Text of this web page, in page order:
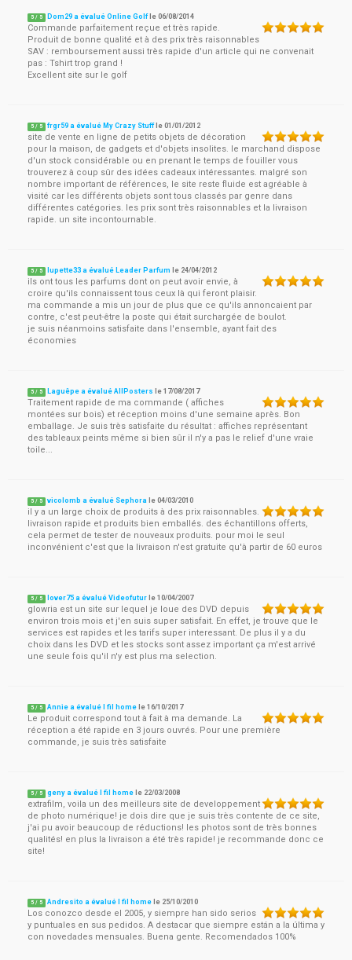
5 / 5 Dom29 a évalué Online Golfle06/08/2014
Commande parfaitement reçue et très rapide.
Produit de bonne qualité et à des prix très raisonnables
SAV : remboursement aussi très rapide d'un article qui ne convenait
pas : Tshirt trop grand !
Excellent site sur le golf
5 / 5 frgr59 a évalué My Crazy Stuffle01/01/2012
site de vente en ligne de petits objets de décoration
pour la maison, de gadgets et d'objets insolites. le marchand dispose
d'un stock considérable ou en prenant le temps de fouiller vous
trouverez à coup sûr des idées cadeaux intéressantes. malgré son
nombre important de références, le site reste fluide est agréable à
visité car les différents objets sont tous classés par genre dans
différentes catégories. les prix sont très raisonnables et la livraison
rapide. un site incontournable.
5 / 5 lupette33 a évalué Leader Parfum le 24/04/2012
ils ont tous les parfums dont on peut avoir envie, à
croire qu'ils connaissent tous ceux là qui feront plaisir.
ma commande a mis un jour de plus que ce qu'ils annoncaient par
contre, c'est peut-être la poste qui était surchargée de boulot.
je suis néanmoins satisfaite dans l'ensemble, ayant fait des
économies
5 / 5 Laguêpe a évalué AllPosters le17/08/2017
Traitement rapide de ma commande ( affiches
montées sur bois) et réception moins d'une semaine après. Bon
emballage. Je suis très satisfaite du résultat : affiches représentant
des tableaux peints même si bien sûr il n'y a pas le relief d'une vraie
toile...
5 / 5 vicolomb a évalué Sephora le04/03/2010
il y a un large choix de produits à des prix raisonnables.
livraison rapide et produits bien emballés. des échantillons offerts,
cela permet de tester de nouveaux produits. pour moi le seul
inconvénient c'est que la livraison n'est gratuite qu'à partir de 60 euros
5 / 5 lover75 a évalué Videofutur le10/04/2007
glowria est un site sur lequel je loue des DVD depuis
environ trois mois et j'en suis super satisfait. En effet, je trouve que le
services est rapides et les tarifs super interessant. De plus il y a du
choix dans les DVD et les stocks sont assez important ça m'est arrivé
une seule fois qu'il n'y est plus ma selection.
5 / 5 Annie a évalué I fil home le16/10/2017
Le produit correspond tout à fait à ma demande. La
réception a été rapide en 3 jours ouvrés. Pour une première
commande, je suis très satisfaite
5 / 5 geny a évalué I fil home le 22/03/2008
extrafilm, voila un des meilleurs site de developpement
de photo numérique! je dois dire que je suis très contente de ce site,
j'ai pu avoir beaucoup de réductions! les photos sont de très bonnes
qualités! en plus la livraison a été très rapide! je recommande donc ce
site!
5 / 5 Andresito a évalué I fil home le 25/10/2010
Los conozco desde el 2005, y siempre han sido serios
y puntuales en sus pedidos. A destacar que siempre están a la última y
con novedades mensuales. Buena gente. Recomendados 100%